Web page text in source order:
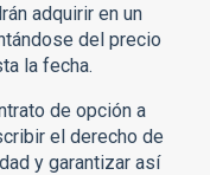
adquirir en un
del precio
la fecha.
de opción a
el derecho de
y garantizar así